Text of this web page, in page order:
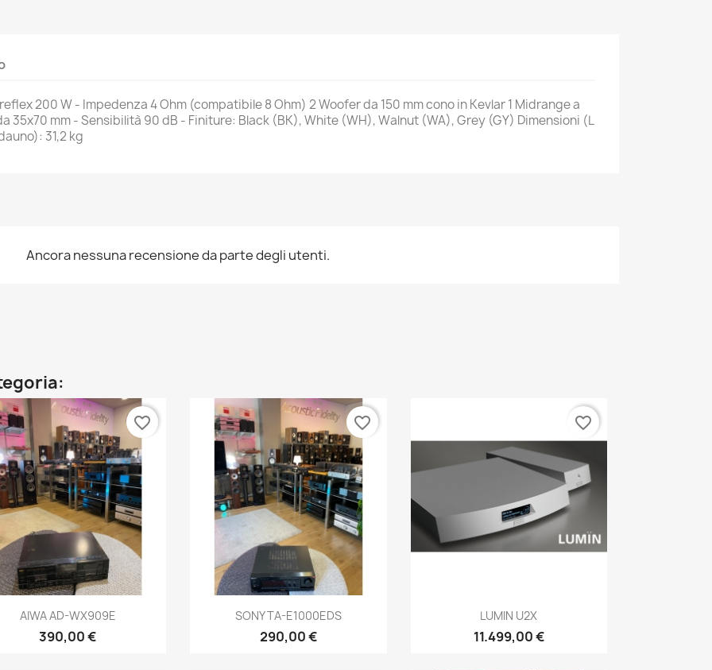
200 W - Impedenza 4 Ohm (compatibile 8 Ohm) 2 Woofer da 150 mm cono in Kevlar 1 Midrange a
35x70 mm - Sensibilità 90 dB - Finiture: Black (BK), White (WH), Walnut (WA), Grey (GY) Dimensioni (L
31,2 kg
Ancora nessuna recensione da parte degli utenti.
Anteprima
AIWA AD-WX909E
390,00 €
favorite_border
Anteprima
SONY TA-E1000EDS
290,00 €
favorite_border
 Anteprima
LUMIN U2X
11.499,00 €
favorite_border